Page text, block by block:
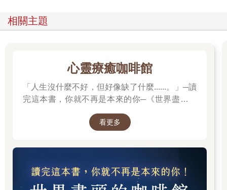
相關主題
心靈療癒咖啡館
「人生沒什麼不好，但好像缺了什麼......。」─讀
完這本書，你就不再是本來的你─《世界盡頭的
看更多